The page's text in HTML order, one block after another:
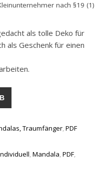
nach §19 (1)
als tolle Deko für
als Geschenk für einen
Traumfänger,PDF
,Mandala,PDF,